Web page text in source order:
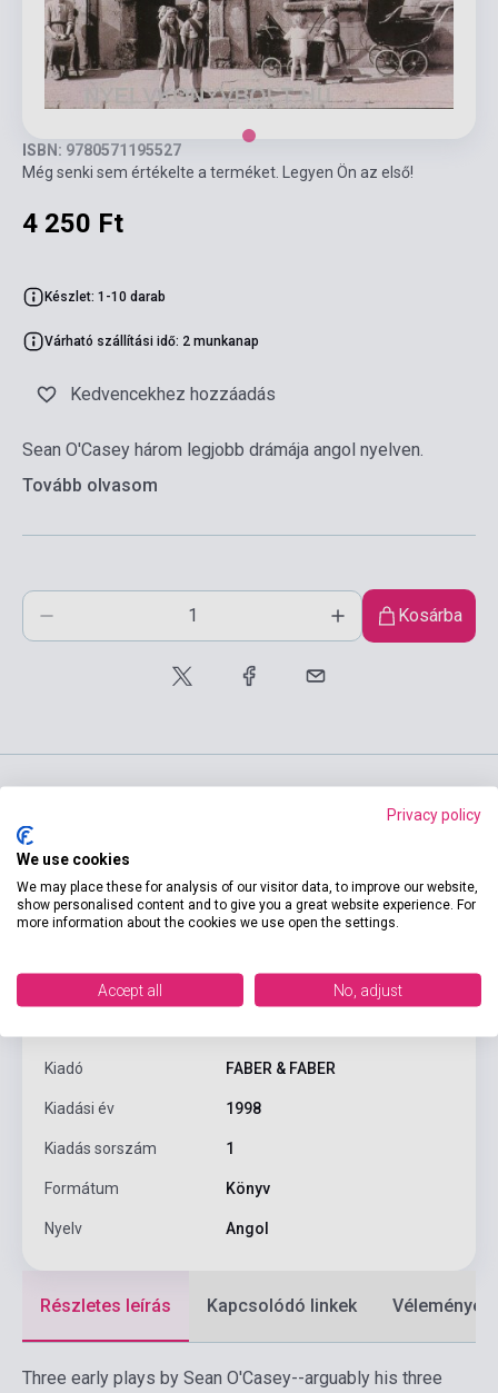
ISBN: 9780571195527
Még senki sem értékelte a terméket. Legyen Ön az első!
4 250 Ft
Készlet: 1-10 darab
Várható szállítási idő: 2 munkanap
Kedvencekhez hozzáadás
Sean O'Casey három legjobb drámája angol nyelven.
Tovább olvasom
Kosárba
ISBN 9780571195527
Oldalszám
Kiadó FABER & FABER
Kiadási év 1998
Kiadás sorszám 1
Formátum Könyv
Nyelv Angol
Részletes leírás Kapcsolódó linkek Vélemények
Three early plays by Sean O'Casey--arguably his three
Privacy policy
We use cookies
We may place these for analysis of our visitor data, to improve our website,
show personalised content and to give you a great website experience. For
more information about the cookies we use open the settings.
Accept all No, adjust